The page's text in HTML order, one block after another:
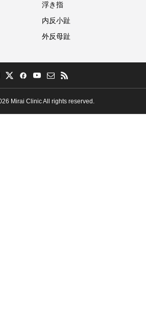
浮き指
内反小趾
外反母趾
Mirai Clinic All rights reserved.